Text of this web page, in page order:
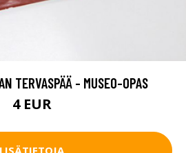
TERVASPÄÄ - MUSEO-OPAS
4 EUR